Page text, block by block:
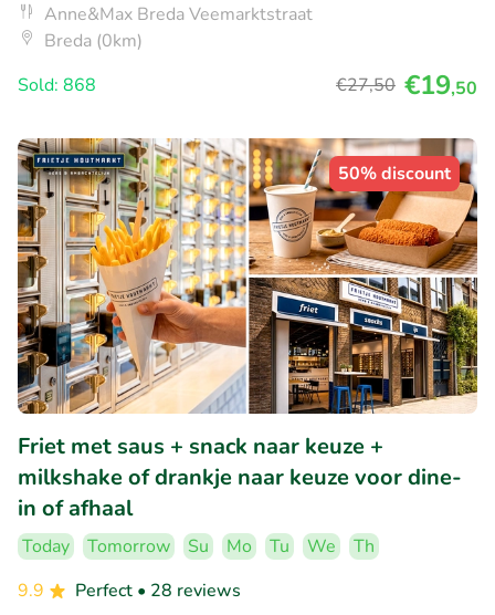
Anne&Max Breda Veemarktstraat
Breda (0km)
Sold: 868
€27,50 €19,50
50% discount
Friet met saus + snack naar keuze +
milkshake of drankje naar keuze voor dine-
in of afhaal
Today Tomorrow Su Mo Tu We
Th
9.9
Perfect • 28 reviews